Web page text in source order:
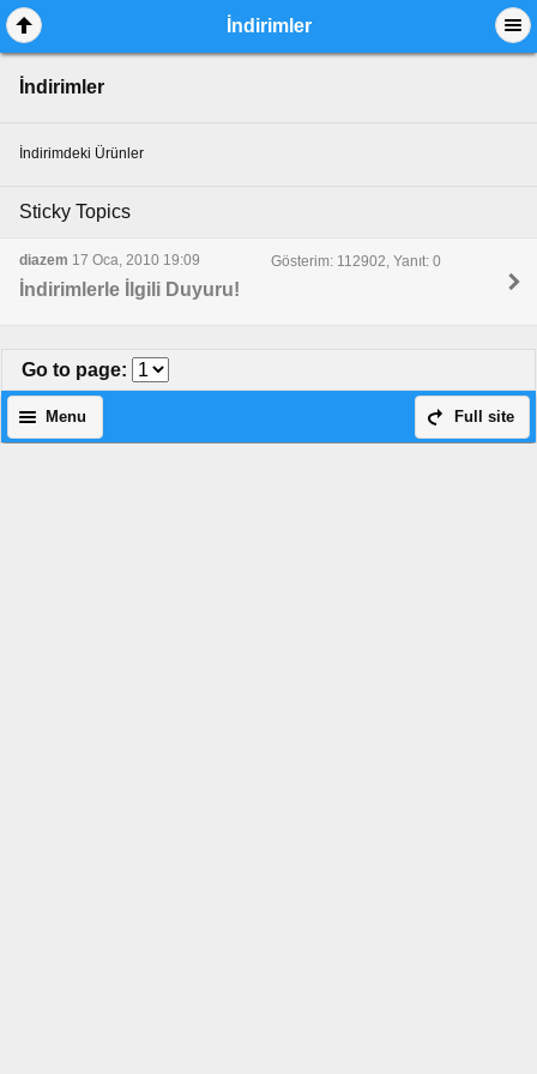
İndirimler
İndirimler
İndirimdeki Ürünler
Sticky Topics
diazem 17 Oca, 2010 19:09 Gösterim: 112902, Yanıt: 0
İndirimlerle İlgili Duyuru!
Go to page:
Full site
Menu